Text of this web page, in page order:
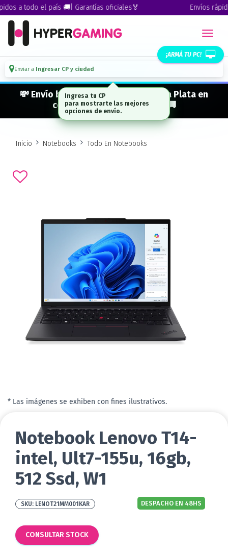
a todo el país 🚚| Garantías oficiales🏅 Envíos
¡ARMÁ TU PC!
Enviar a Ingresar CP y ciudad
💸 Envío bonificado a CABA · GBA · La Plata en
compras desde $ 300.000* 🚚
Inicio Notebooks Todo En Notebooks
* Las imágenes se exhiben con fines ilustrativos.
Notebook Lenovo T14-
intel, Ult7-155u, 16gb,
512 Ssd, W1
LENOT21MM001KAR DESPACHO EN 48HS
CONSULTAR STOCK
Ingresa tu CP
para mostrarte las mejores
opciones de envío.